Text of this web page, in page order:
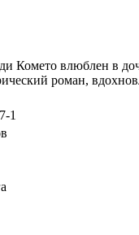
Комето влюблен в
роман,
1